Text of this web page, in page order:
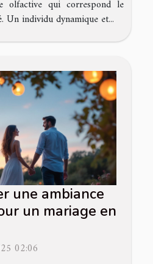
olfactive qui correspond le
Un individu dynamique et...
une ambiance
un mariage en
02:06